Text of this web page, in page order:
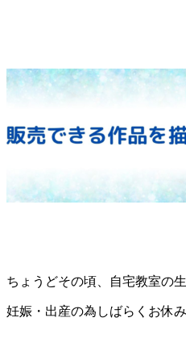
ちょうどその頃、自宅教室の
妊娠・出産の為しばらくお休